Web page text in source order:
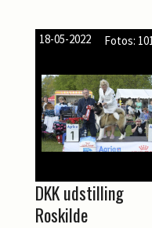
18-05-2022 Fotos:
DKK udstilling
Roskilde